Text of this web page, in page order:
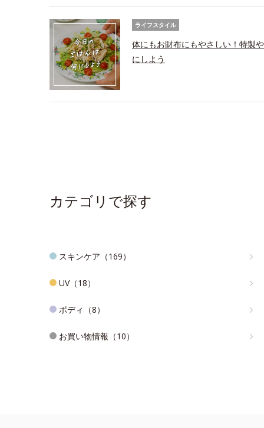
ライフスタイル
体にもお財布にもやさしい！特製
にしよう
カテゴリで探す
スキンケア（169）
UV（18）
ボディ（8）
お買い物情報（10）